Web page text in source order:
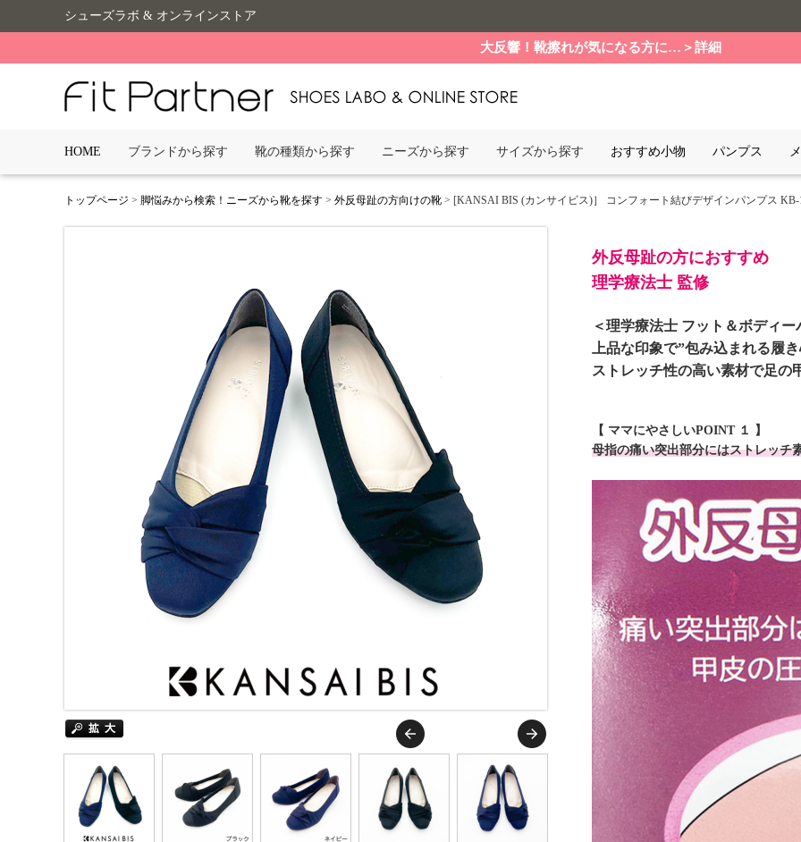
シューズラボ & オンラインストア
大反響！靴擦れが気になる方に…＞詳細
HOME ブランドから探す 靴の種類から探す ニーズから探す サイズから探す おすすめ小物 パンプス
トップページ > 脚悩みから検索！ニーズから靴を探す > 外反母趾の方向けの靴 > [KANSAI BIS (カンサイビス)］ コンフォート結びデザインパンプス KB-
外反母趾の方におすすめ
理学療法士 監修
＜理学療法士 フット＆ボディ
上品な印象で”包み込まれる履
ストレッチ性の高い素材で足の
【 ママにやさしいPOINT １ 】
母指の痛い突出部分にはストレッチ